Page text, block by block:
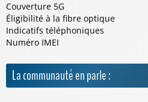
Couverture 5G
Éligibilité à la fibre optique
Indicatifs téléphoniques
Numéro IMEI
La communauté en parle :